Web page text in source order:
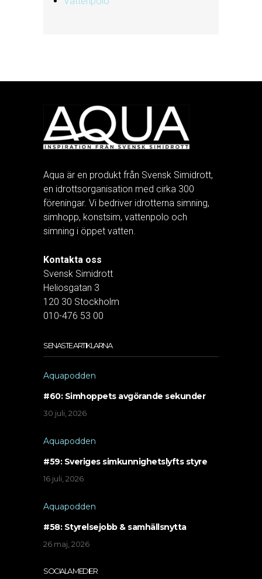
Aqua är en produkt från Svensk Simidrott,
en idrottsorganisation med cirka 300
föreningar. Vi bedriver idrotterna simning,
simhopp, konstsim, vattenpolo och
simning i öppet vatten.
Kontakta oss
Svensk Simidrott
Heliosgatan 3
120 30 Stockholm
010-476 53 00
SENASTE ARTIKLARNA
Aquapodden
#60: Simhoppets avgörande sekunder
30 juli, 2026
Aquapodden
#59: Sveriges simkunnighetslyfts styre
16 juli, 2026
Aquapodden
#58: Styrelsejobb & samhällsnytta
26 maj, 2026
SOCIALA MEDIER